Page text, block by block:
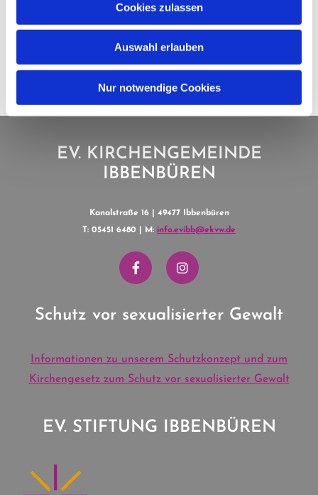
Cookies zulassen
Auswahl erlauben
Nur notwendige Cookies
EV. KIRCHENGEMEINDE
IBBENBÜREN
Kanalstraße 16 | 49477 Ibbenbüren
T: 05451 6480 | M: info.evibb@ekvw.de
Schutz vor sexualisierter Gewalt
Informationen zu unserem Schutzkonzept und zum
Kirchengesetz zum Schutz vor sexualisierter Gewalt
EV. STIFTUNG IBBENBÜREN